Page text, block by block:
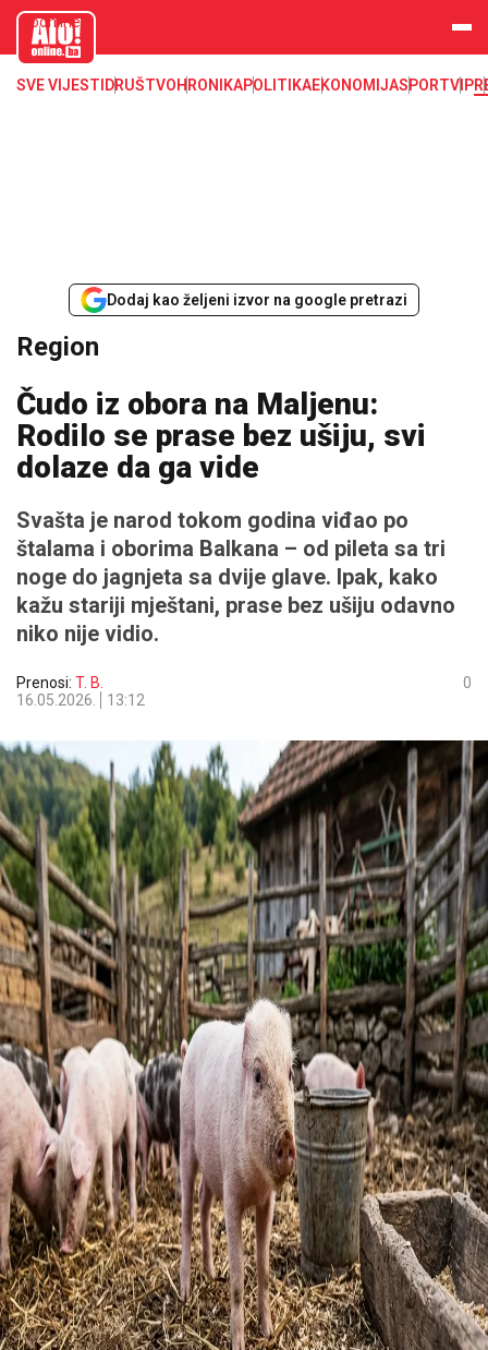
aloonline.b
SVE VIJESTI DRUŠTVOHRONIKAPOLITIKAEKONOMIJASPORTVIP
Dodaj kao željeni izvor na google pretrazi
Region
Čudo iz obora na Maljenu:
Rodilo se prase bez ušiju, svi
dolaze da ga vide
Svašta je narod tokom godina viđao po
štalama i oborima Balkana – od pileta sa tri
noge do jagnjeta sa dvije glave. Ipak, kako
kažu stariji mještani, prase bez ušiju odavno
niko nije vidio.
Prenosi: T. B.
16.05.2026.
13:12
0